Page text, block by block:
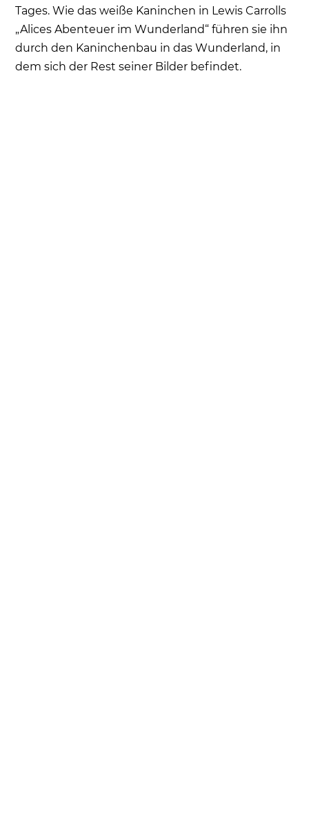
Tages. Wie das weiße Kaninchen in Lewis Carrolls
„Alices Abenteuer im Wunderland“ führen sie ihn
durch den Kaninchenbau in das Wunderland, in
dem sich der Rest seiner Bilder befindet.